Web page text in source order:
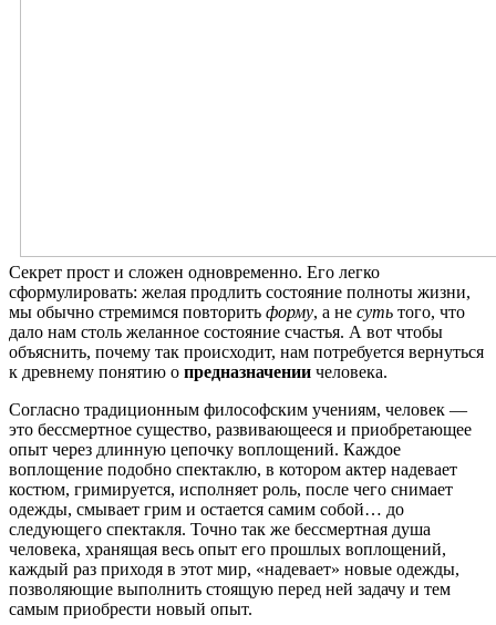
Секрет прост и сложен одновременно. Его легко
сформулировать: желая продлить состояние полноты жизни,
мы обычно стремимся повторить форму, а не суть того, что
дало нам столь желанное состояние счастья. А вот чтобы
объяснить, почему так происходит, нам потребуется вернуться
к древнему понятию о предназначении человека.
Согласно традиционным философским учениям, человек —
это бессмертное существо, развивающееся и приобретающее
опыт через длинную цепочку воплощений. Каждое
воплощение подобно спектаклю, в котором актер надевает
костюм, гримируется, исполняет роль, после чего снимает
одежды, смывает грим и остается самим собой… до
следующего спектакля. Точно так же бессмертная душа
человека, хранящая весь опыт его прошлых воплощений,
каждый раз приходя в этот мир, «надевает» новые одежды,
позволяющие выполнить стоящую перед ней задачу и тем
самым приобрести новый опыт.